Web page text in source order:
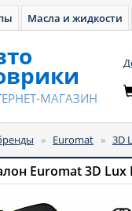
Масла и жидкости
МАГАЗИН
» Euromat » 3D
Euromat 3D Lux